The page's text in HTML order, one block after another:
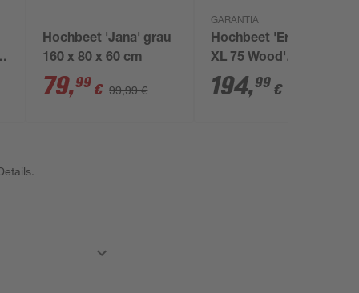
Hochbeet 'Jana' grau
160 x 80 x 60 cm
79,99 € 99,99 €
GARANTIA
Hochbeet 'Ergo Turbo
XL 75 Wood'
anthrazit/braun 145 x
75 x 145 cm
194,99 €